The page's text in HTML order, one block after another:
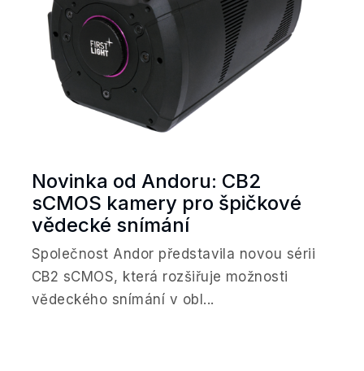
Novinka od Andoru: CB2
sCMOS kamery pro špičkové
vědecké snímání
Společnost Andor představila novou sérii
CB2 sCMOS, která rozšiřuje možnosti
vědeckého snímání v obl...